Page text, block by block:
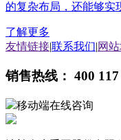
的复杂布局，还能够实
了解更多
友情链接|联系我们|网
销售热线： 400 117
移动端在线咨询